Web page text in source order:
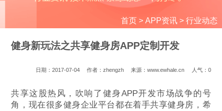
首页> APP资讯> 行业动态
健身新玩法之共享健身房APP定制开发
日期：2017-07-04 作者：zhengzh 来源：www.ewhale.cn 人气： 0
共享这股热风，吹响了健身APP开发市场战争的号
角，现在很多健身企业平台都在着手共享健身房，希